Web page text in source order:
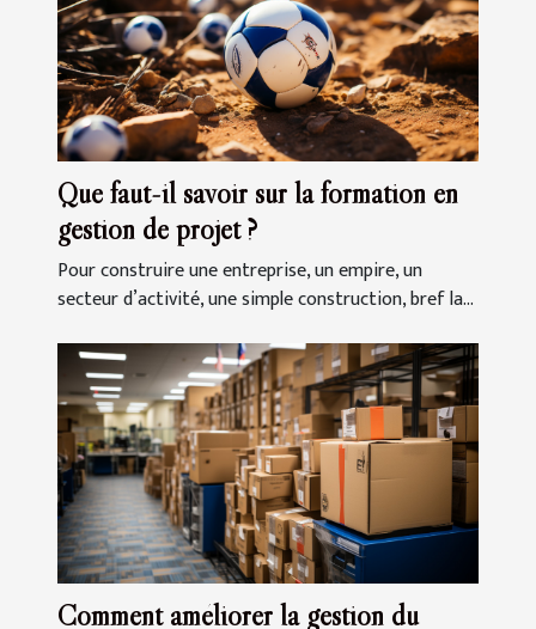
Que faut-il savoir sur la formation en
gestion de projet ?
Pour construire une entreprise, un empire, un
secteur d’activité, une simple construction, bref la...
Comment améliorer la gestion du